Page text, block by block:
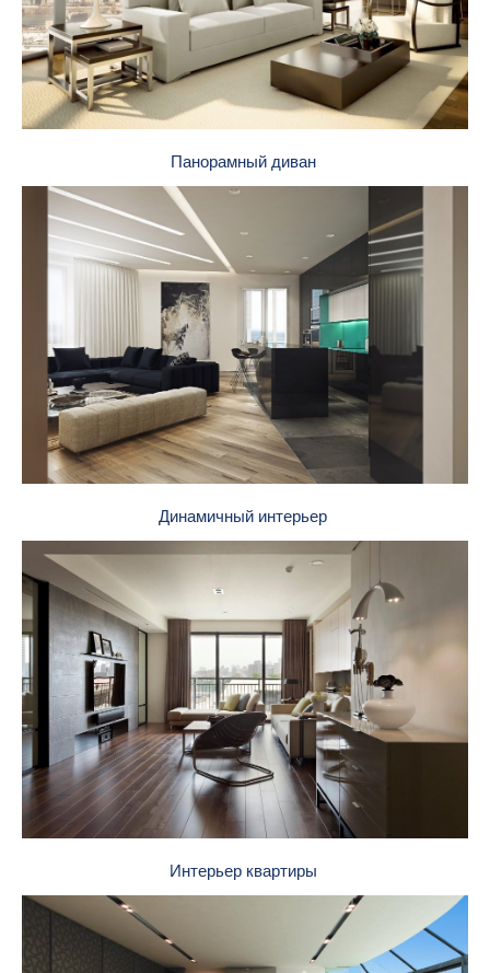
Панорамный диван
Динамичный интерьер
Интерьер квартиры